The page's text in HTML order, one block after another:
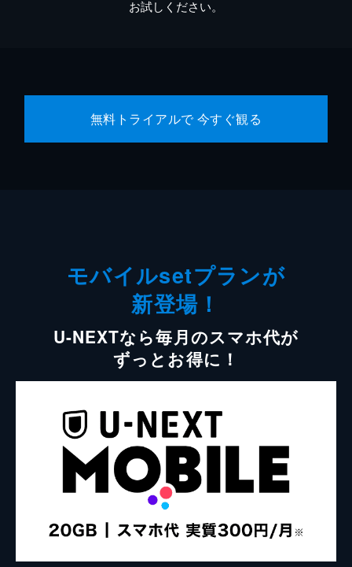
お試しください。
無料トライアルで 今すぐ観る
モバイルsetプランが
新登場！
U-NEXTなら毎月のスマホ代が
ずっとお得に！